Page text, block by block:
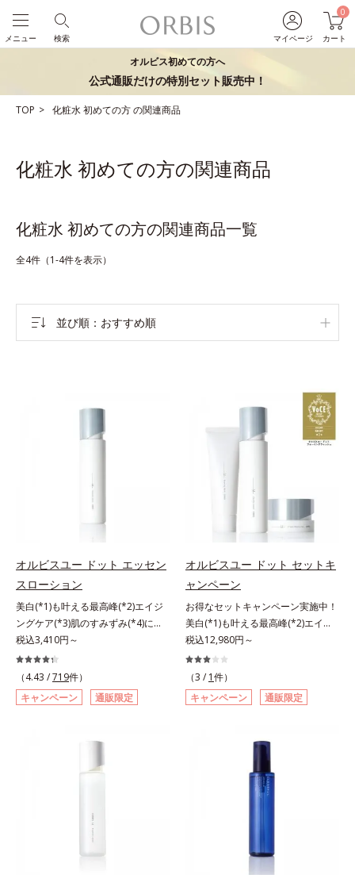
マイページ
0
カート
検索
メニュー
オルビス初めての方へ
公式通販だけの特別セット販売中！
TOP 化粧水初めての方の関連商品
化粧水 初めての方の関連商品
化粧水 初めての方の関連商品一覧
全4件（1-4件を表示）
並び順 おすすめ順
オルビスユー ドット エッセン
スローション
美白(*1)も叶える最高峰(*2)エイジ
ングケア(*3)肌のすみずみ(*4)にし
みわたるうるおい充満ローション。
ハリも透明感(*5)も結果主義。年齢
サイン(*6)の因子に着目した肌科学
エイジングケア(*3)シリーズ。オル
ビスユー ドットシリーズは、年齢
ではなく、肌で起きていることの根
年齢サインについて研究を進めたと
れている状態である「透明感のな
さ」が、大人の肌印象に大きな影響
を与えていることがわかりました。
税込3,410円～
（4.43 /719件）
キャンペーン
通販限定
オルビスユー ドット セットキ
ャンペーン
お得なセットキャンペーン実施中！
美白(*1)も叶える最高峰(*2)エイジ
ングケア(*3)。ハリも透明感(*4)も
結果主義。年齢サイン(*5)の因子に
着目した肌科学エイジングケア(*3)
シリーズ。オルビスユー ドットシ
リーズは、年齢による肌悩み一つ一
ていることの根本原因に着目。加齢
とともに現れる年齢サイン(*5)につ
いて研究を進めたところ、弾力感の
ない状態である「ハリのなさ」や、
ていることが分かりました。そこで
オルビスユー ドットシリーズは美
税込12,980円～
（3 / 1件）
キャンペーン
通販限定